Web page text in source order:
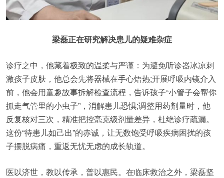
梁磊正在研究解决患儿的疑难杂症
诊疗之中，他藏着极致的温柔与严谨：为避免听诊器冰凉刺
激孩子皮肤，他总会先将器械在手心焐热;开展呼吸内镜介入
前，他会用童趣故事拆解检查流程，告诉孩子“小管子会帮你
抓走气管里的小虫子”，消解患儿恐惧;调整用药剂量时，他
反复核对三次，精准把控毫克级剂量差异，杜绝诊疗疏漏。
这份“待患儿如己出”的赤诚，让无数饱受呼吸疾病困扰的孩
子摆脱病痛，重返无忧无虑的成长轨道。
医以济世，教以传承，普以惠民。在临床救治之外，梁磊坚